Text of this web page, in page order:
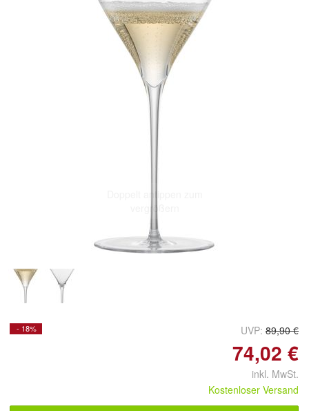
vergrößern
- 18% UVP: 89,90 €
74,02 €
inkl. MwSt.
Kostenloser Versand